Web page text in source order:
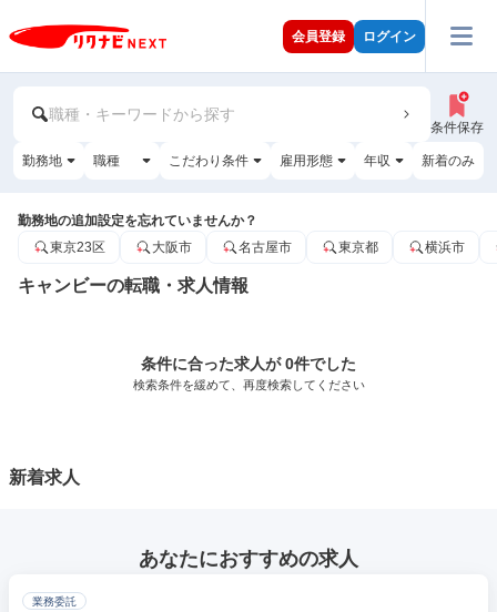
会員登録 ログイン
職種・キーワードから探す
条件保存
勤務地 職種 こだわり条件 雇用形態 年収 新着のみ
勤務地の追加設定を忘れていませんか？
東京23区
大阪市 名古屋市 東京都 横浜市
キャンビーの転職・求人情報
条件に合った求人が 0件でした
検索条件を緩めて、再度検索してください
新着求人
あなたにおすすめの求人
業務委託